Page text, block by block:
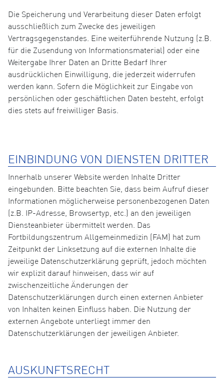
Die Speicherung und Verarbeitung dieser Daten erfolgt
ausschließlich zum Zwecke des jeweiligen
Vertragsgegenstandes. Eine weiterführende Nutzung (z.B.
für die Zusendung von Informationsmaterial) oder eine
Weitergabe Ihrer Daten an Dritte Bedarf Ihrer
ausdrücklichen Einwilligung, die jederzeit widerrufen
werden kann. Sofern die Möglichkeit zur Eingabe von
persönlichen oder geschäftlichen Daten besteht, erfolgt
dies stets auf freiwilliger Basis.
EINBINDUNG VON DIENSTEN DRITTER
Innerhalb unserer Website werden Inhalte Dritter
eingebunden. Bitte beachten Sie, dass beim Aufruf dieser
Informationen möglicherweise personenbezogenen Daten
(z.B. IP-Adresse, Browsertyp, etc.) an den jeweiligen
Diensteanbieter übermittelt werden. Das
Fortbildungszentrum Allgemeinmedizin (FAM) hat zum
Zeitpunkt der Linksetzung auf die externen Inhalte die
jeweilige Datenschutzerklärung geprüft, jedoch möchten
wir explizit darauf hinweisen, dass wir auf
zwischenzeitliche Änderungen der
Datenschutzerklärungen durch einen externen Anbieter
von Inhalten keinen Einfluss haben. Die Nutzung der
externen Angebote unterliegt immer den
Datenschutzerklärungen der jeweiligen Anbieter.
AUSKUNFTSRECHT